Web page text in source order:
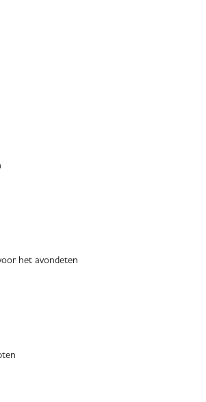
het avondeten